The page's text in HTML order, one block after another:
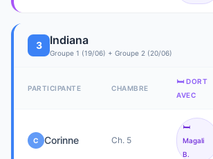
3 Indiana
Groupe 1 (19/06) + Groupe 2 (20/06)
PARTICIPANTE CHAMBRE
🛏️ DORT
AVEC
C Corinne Ch. 5
🛏️
Magali
B.